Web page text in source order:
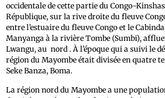
occidentale de cette partie du Congo-
République, sur la rive droite du fleuve
entre l’estuaire du fleuve Congo et le
Manyanga à la rivière Tombe (Sumbi),
Lwangu, au nord . À l’époque qui a suivi le
région du Mayombe était divisée en quatre
Seke Banza, Boma.
La région nord du Mayombe a une